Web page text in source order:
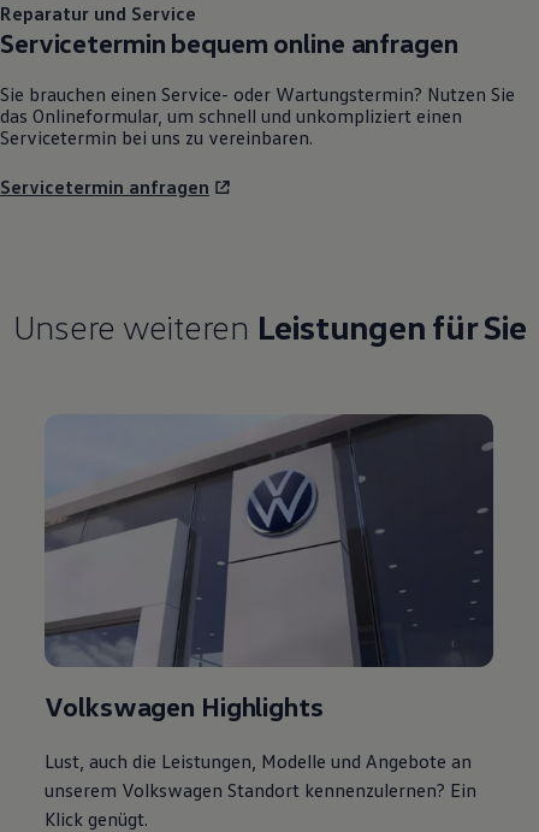
Reparatur und Service
Servicetermin bequem online anfragen
Sie brauchen einen Service- oder Wartungstermin? Nutzen Sie
das Onlineformular, um schnell und unkompliziert einen
Servicetermin bei uns zu vereinbaren.
Servicetermin anfragen
Unsere weiteren Leistungen für Sie
Volkswagen Highlights
Lust, auch die Leistungen, Modelle und Angebote an
unserem Volkswagen Standort kennenzulernen? Ein
Klick genügt.